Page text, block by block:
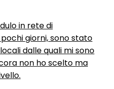
in rete di
giorni, sono stato
dalle quali mi sono
non ho scelto ma